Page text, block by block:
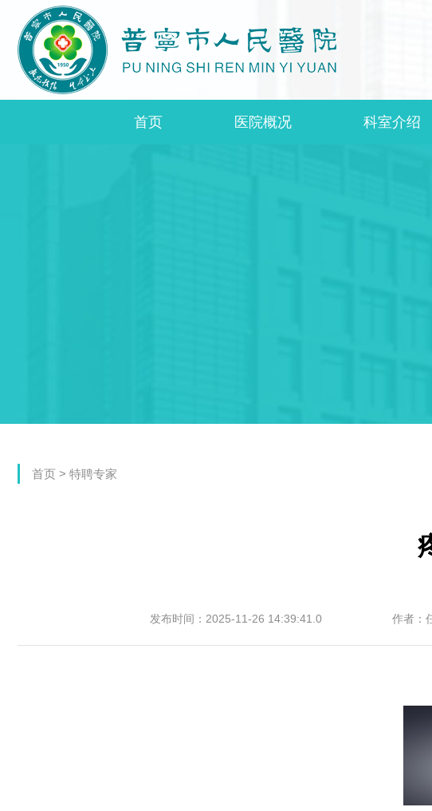
首页 医院概况 科室介绍
首页 > 特聘专家
发布时间：2025-11-26 14:39:41.0 作者：